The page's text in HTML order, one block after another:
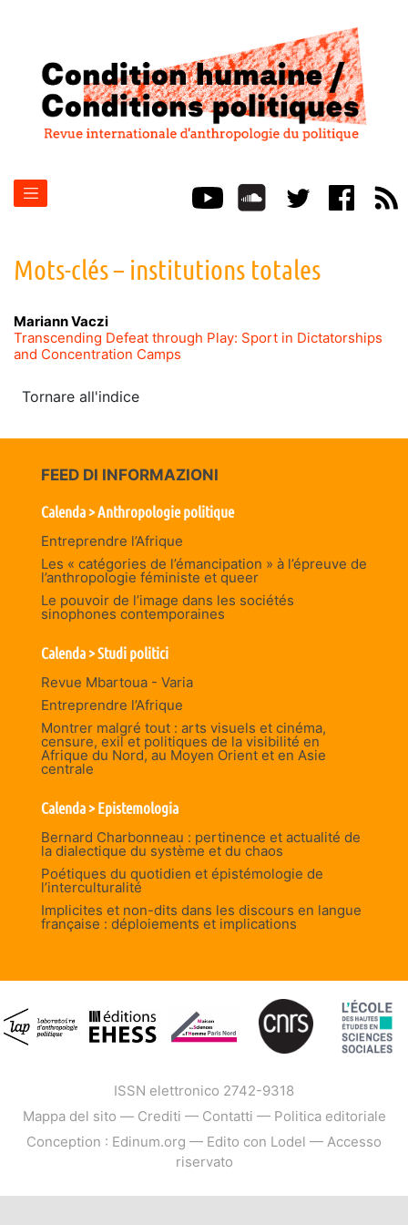
Mots-clés – institutions totales
MariannVaczi
Transcending Defeat through Play: Sport in Dictatorships
and Concentration Camps
Tornare all'indice
FEED DI INFORMAZIONI
Calenda > Anthropologie politique
Entreprendre l’Afrique
Les « catégories de l’émancipation » à l’épreuve de
l’anthropologie féministe et queer
Le pouvoir de l’image dans les sociétés
sinophones contemporaines
Calenda > Studi politici
Revue Mbartoua - Varia
Entreprendre l’Afrique
Montrer malgré tout : arts visuels et cinéma,
censure, exil et politiques de la visibilité en
Afrique du Nord, au Moyen Orient et en Asie
centrale
Calenda > Epistemologia
Bernard Charbonneau : pertinence et actualité de
la dialectique du système et du chaos
Poétiques du quotidien et épistémologie de
l’interculturalité
Implicites et non-dits dans les discours en langue
française : déploiements et implications
ISSN elettronico 2742-9318
Mappa del sito — Crediti — Contatti — Politica editoriale
Conception : Edinum.org — Edito con Lodel — Accesso
riservato